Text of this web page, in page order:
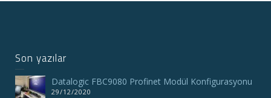
Son yazılar
Datalogic FBC9080 Profinet Modül Konfigurasyonu
29/12/2020